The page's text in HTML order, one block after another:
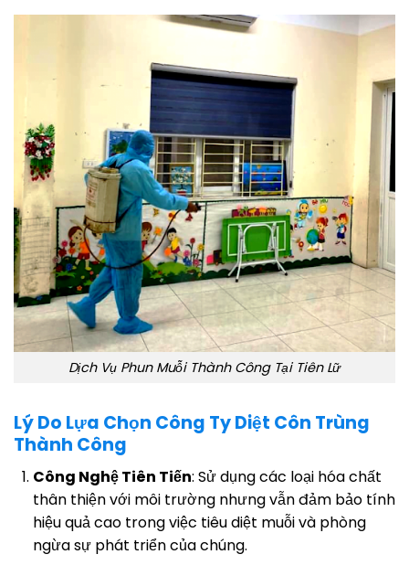
Dịch Vụ Phun Muỗi Thành Công Tại Tiên Lữ
Lý Do Lựa Chọn Công Ty Diệt Côn Trùng
Thành Công
Công Nghệ Tiên Tiến: Sử dụng các loại hóa chất
thân thiện với môi trường nhưng vẫn đảm bảo tính
hiệu quả cao trong việc tiêu diệt muỗi và phòng
ngừa sự phát triển của chúng.